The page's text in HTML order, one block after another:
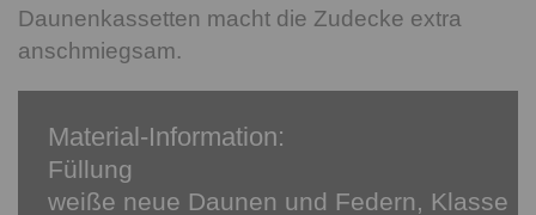
Daunenkassetten macht die Zudecke extra
anschmiegsam.
Material-Information:
Füllung
weiße neue Daunen und Federn, Klasse